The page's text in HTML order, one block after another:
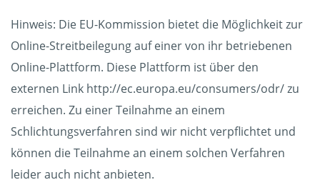
Hinweis: Die EU-Kommission bietet die Möglichkeit zur
Online-Streitbeilegung auf einer von ihr betriebenen
Online-Plattform. Diese Plattform ist über den
externen Link http://ec.europa.eu/consumers/odr/ zu
erreichen. Zu einer Teilnahme an einem
Schlichtungsverfahren sind wir nicht verpflichtet und
können die Teilnahme an einem solchen Verfahren
leider auch nicht anbieten.